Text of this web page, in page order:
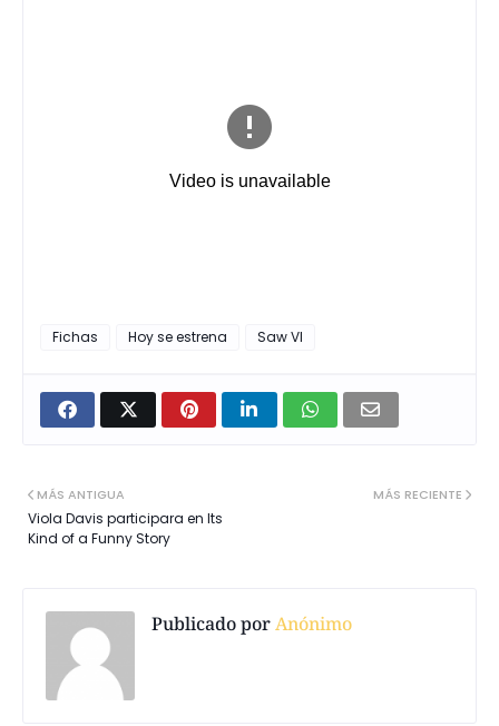
Fichas Hoy se estrena Saw VI
MÁS RECIENTE
MÁS ANTIGUA
Viola Davis participara en Its
Kind of a Funny Story
Publicado porAnónimo